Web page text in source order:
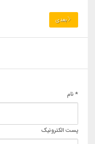
بعدی
* نام
پست الکترونیک